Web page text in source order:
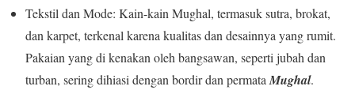
Tekstil dan Mode: Kain-kain Mughal, termasuk sutra, brokat,
dan karpet, terkenal karena kualitas dan desainnya yang rumit.
Pakaian yang di kenakan oleh bangsawan, seperti jubah dan
turban, sering dihiasi dengan bordir dan permata Mughal.